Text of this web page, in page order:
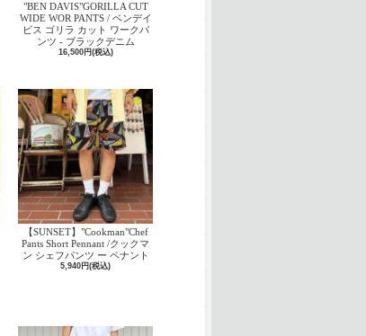
"BEN DAVIS"GORILLA CUT
WIDE WOR PANTS / ベンデイ
ビス ゴリラ カット ワークパ
ンツ - ブラックデニム
16,500円(税込)
【SUNSET】"Cookman"Chef
Pants Short Pennant /クックマ
ン シェフパンツ ー ペナント
5,940円(税込)